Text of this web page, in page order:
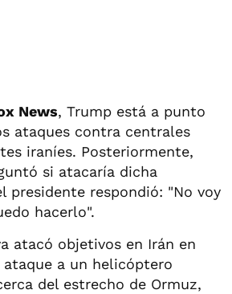
News, Trump está a punto
ataques contra centrales
iraníes. Posteriormente,
si atacaría dicha
presidente respondió: "No voy
hacerlo".
atacó objetivos en Irán en
a un helicóptero
del estrecho de Ormuz,